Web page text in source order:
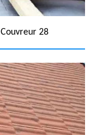
Couvreur 28